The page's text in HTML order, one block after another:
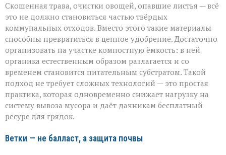
Скошенная трава, очистки овощей, опавшие листья — всё
это не должно становиться частью твёрдых
коммунальных отходов. Вместо этого такие материалы
способны превратиться в ценное удобрение. Достаточно
организовать на участке компостную ёмкость: в ней
органика естественным образом разлагается и со
временем становится питательным субстратом. Такой
подход не требует сложных технологий — это простая
практика, которая одновременно снижает нагрузку на
систему вывоза мусора и даёт дачникам бесплатный
ресурс для грядок.
Ветки — не балласт, а защита почвы